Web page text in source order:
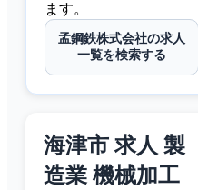
ます。
孟鋼鉄株式会社の求人
一覧を検索する
海津市 求人 製
造業 機械加工